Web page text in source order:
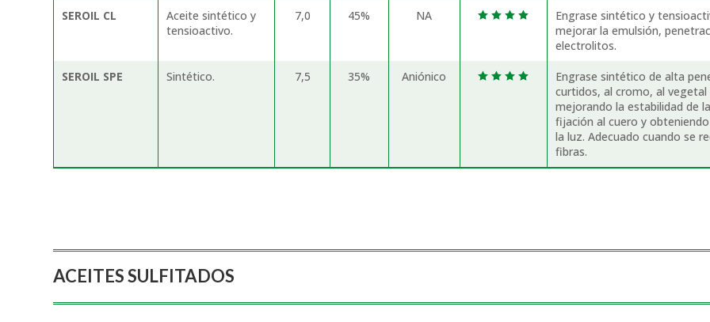
SEROIL CL
SEROIL SPE
Aceite sintético y
tensioactivo.
Sintético.
7,0
7,5
45%
35%
NA
Aniónico
   
   
Engrase sintético y
mejorar la emulsión,
electrolitos.
Engrase sintético de alta
curtidos, al cromo, al
mejorando la estabilidad de
fijación al cuero y
la luz. Adecuado cuando se
fibras.
ACEITES SULFITADOS